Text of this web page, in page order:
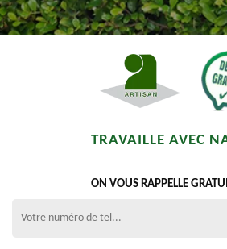
TRAVAILLE AVEC
ON VOUS RAPPELLE